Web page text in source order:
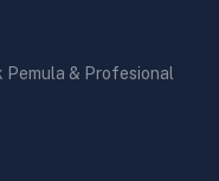
& Profesional